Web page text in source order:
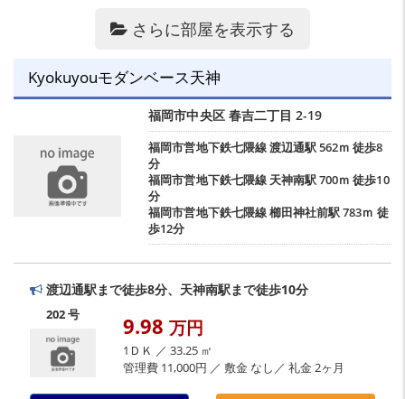
さらに部屋を表示する
Kyokuyouモダンベース天神
福岡市中央区 春吉二丁目 2-19
福岡市営地下鉄七隈線渡辺通駅562ｍ 徒歩8
分
福岡市営地下鉄七隈線 天神南駅700ｍ 徒歩10
分
福岡市営地下鉄七隈線櫛田神社前駅783ｍ 徒
歩12分
渡辺通駅まで徒歩8分、天神南駅まで徒歩10分
202 号 9.98 万円
1ＤＫ ／ 33.25 ㎡
管理費 11,000円 ／ 敷金 なし／ 礼金 2ヶ月